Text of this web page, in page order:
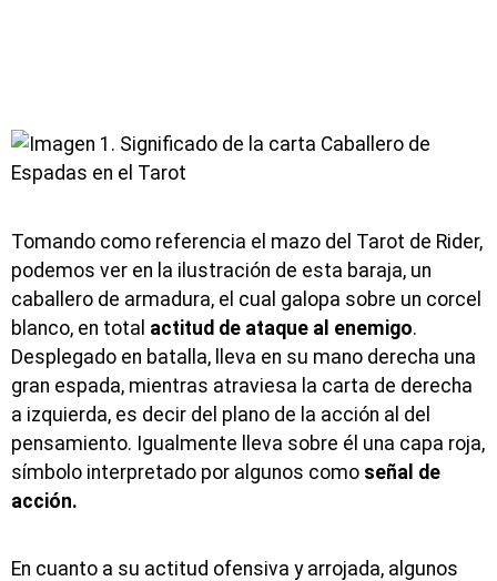
Tomando como referencia el mazo del Tarot de Rider,
podemos ver en la ilustración de esta baraja, un
caballero de armadura, el cual galopa sobre un corcel
blanco, en total actitud de ataque al enemigo.
Desplegado en batalla, lleva en su mano derecha una
gran espada, mientras atraviesa la carta de derecha
a izquierda, es decir del plano de la acción al del
pensamiento. Igualmente lleva sobre él una capa roja,
símbolo interpretado por algunos como señal de
acción.
En cuanto a su actitud ofensiva y arrojada, algunos